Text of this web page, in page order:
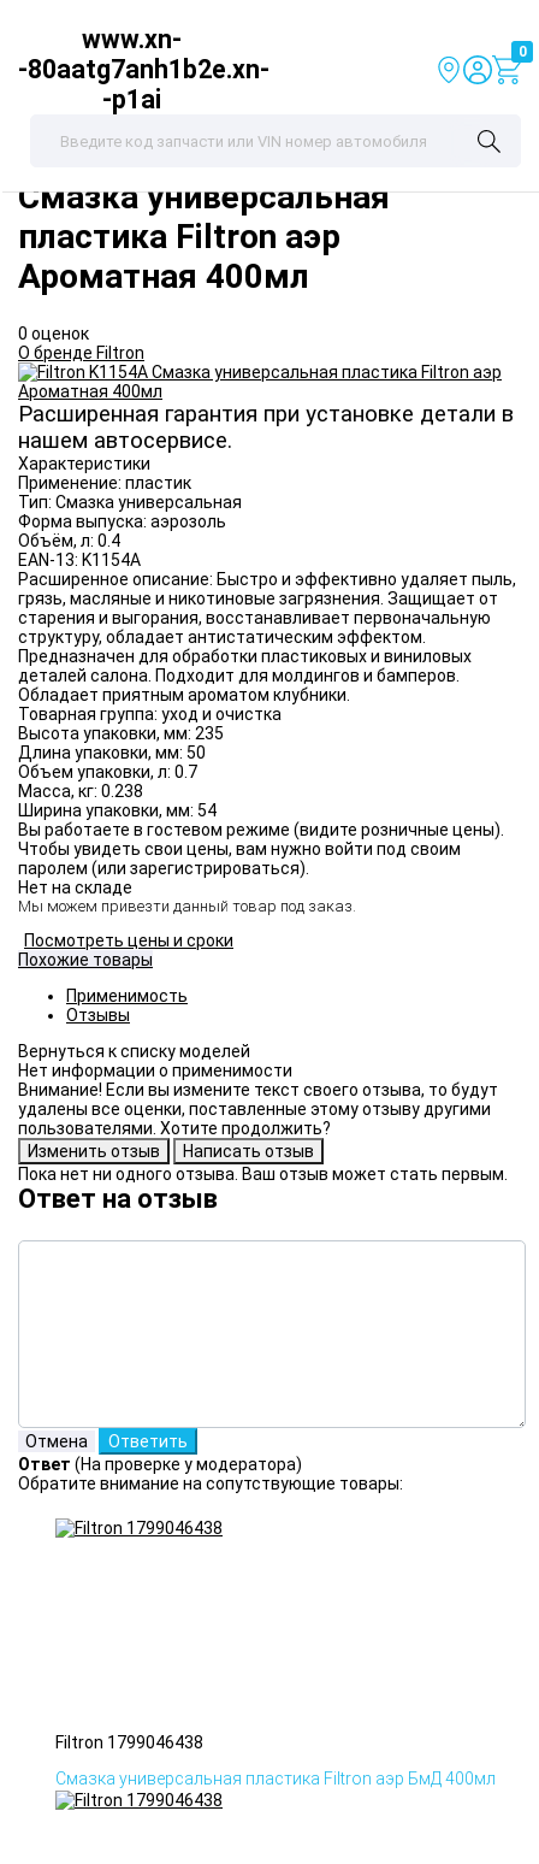
www.xn-
-80aatg7anh1b2e.xn-
-p1ai
0
FiltronK1154A
Смазка универсальная
пластика Filtron аэр
Ароматная 400мл
0 оценок
О бренде Filtron
Расширенная гарантия при установке детали в
нашем автосервисе.
Характеристики
Применение: пластик
Тип: Смазка универсальная
Форма выпуска: аэрозоль
Объём, л: 0.4
EAN-13: K1154A
Расширенное описание: Быстро и эффективно удаляет пыль,
грязь, масляные и никотиновые загрязнения. Защищает от
старения и выгорания, восстанавливает первоначальную
структуру, обладает антистатическим эффектом.
Предназначен для обработки пластиковых и виниловых
деталей салона. Подходит для молдингов и бамперов.
Обладает приятным ароматом клубники.
Товарная группа: уход и очистка
Высота упаковки, мм: 235
Длина упаковки, мм: 50
Объем упаковки, л: 0.7
Масса, кг: 0.238
Ширина упаковки, мм: 54
Вы работаете в гостевом режиме (видите розничные цены).
Чтобы увидеть свои цены, вам нужно войти под своим
паролем (или зарегистрироваться).
Нет на складе
Мы можем привезти данный товар под заказ.
Посмотреть цены и сроки
Похожие товары
Применимость
Отзывы
Нет информации о применимости
Внимание! Если вы измените текст своего отзыва, то будут
удалены все оценки, поставленные этому отзыву другими
пользователями. Хотите продолжить?
Пока нет ни одного отзыва. Ваш отзыв может стать первым.
Ответ на отзыв
Ответ (На проверке у модератора)
Обратите внимание на сопутствующие товары:
Filtron 1799046438
Смазка универсальная пластика Filtron аэр БмД 400мл